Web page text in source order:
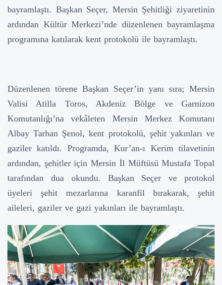
bayramlaştı. Başkan Seçer, Mersin Şehitliği ziyaretinin
ardından Kültür Merkezi’nde düzenlenen bayramlaşma
programına katılarak kent protokolü ile bayramlaştı.
Düzenlenen törene Başkan Seçer’in yanı sıra; Mersin
Valisi Atilla Toros, Akdeniz Bölge ve Garnizon
Komutanlığı’na vekâleten Mersin Merkez Komutanı
Albay Tarhan Şenol, kent protokolü, şehit yakınları ve
gaziler katıldı. Programda, Kur’an-ı Kerim tilavetinin
ardından, şehitler için Mersin İl Müftüsü Mustafa Topal
tarafından dua okundu. Başkan Seçer ve protokol
üyeleri şehit mezarlarına karanfil bırakarak, şehit
aileleri, gaziler ve gazi yakınları ile bayramlaştı.